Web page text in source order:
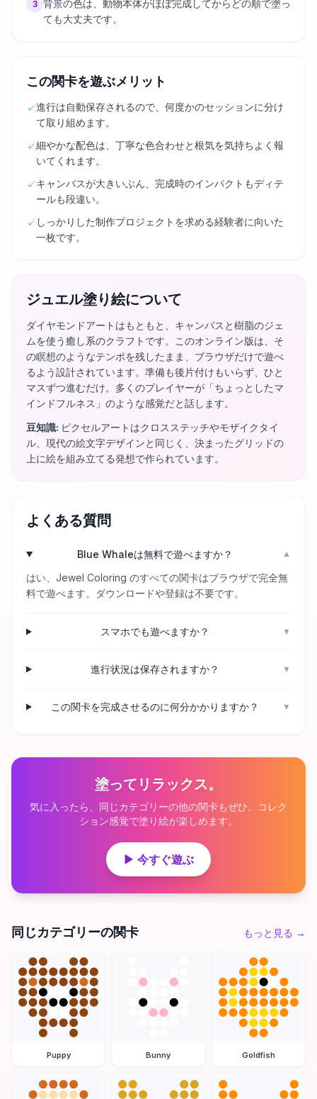
3 背景の色は、動物本体がほぼ完成してからどの順で塗っ
ても大丈夫です。
この関卡を遊ぶメリット
✓進行は自動保存されるので、何度かのセッションに分け
て取り組めます。
✓細やかな配色は、丁寧な色合わせと根気を気持ちよく報
いてくれます。
✓キャンバスが大きいぶん、完成時のインパクトもディテ
ールも段違い。
✓ しっかりした制作プロジェクトを求める経験者に向いた
一枚です。
ジュエル塗り絵について
ダイヤモンドアートはもともと、キャンバスと樹脂のジェ
ムを使う癒し系のクラフトです。このオンライン版は、そ
の瞑想のようなテンポを残したまま、ブラウザだけで遊べ
るよう設計されています。準備も後片付けもいらず、ひと
マスずつ進むだけ。多くのプレイヤーが「ちょっとしたマ
インドフルネス」のような感覚だと話します。
豆知識: ピクセルアートはクロスステッチやモザイクタイ
ル、現代の絵文字デザインと同じく、決まったグリッドの
上に絵を組み立てる発想で作られています。
よくある質問
Blue Whaleは無料で遊べますか？ ▼
はい、Jewel Coloring のすべての関卡はブラウザで完全無
料で遊べます。ダウンロードや登録は不要です。
スマホでも遊べますか？ ▼
進行状況は保存されますか？ ▼
この関卡を完成させるのに何分かかりますか？ ▼
塗ってリラックス。
気に入ったら、同じカテゴリーの他の関卡もぜひ。コレク
ション感覚で塗り絵が楽しめます。
▶ 今すぐ遊ぶ
同じカテゴリーの関卡 もっと見る →
Puppy Bunny Goldfish